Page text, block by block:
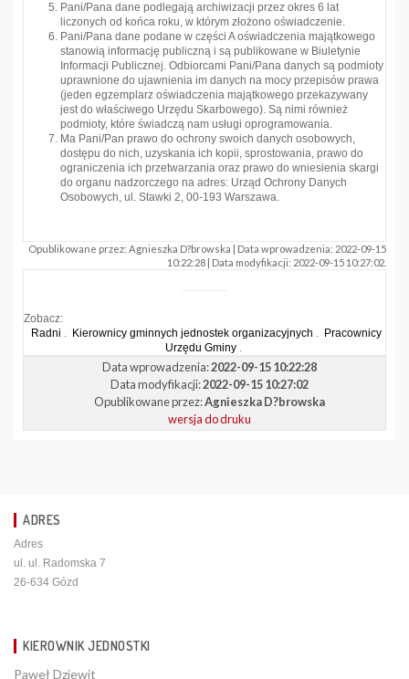
Pani/Pana dane podlegają archiwizacji przez okres 6 lat
liczonych od końca roku, w którym złożono oświadczenie.
Pani/Pana dane podane w części A oświadczenia majątkowego
stanowią informację publiczną i są publikowane w Biuletynie
Informacji Publicznej. Odbiorcami Pani/Pana danych są podmioty
uprawnione do ujawnienia im danych na mocy przepisów prawa
(jeden egzemplarz oświadczenia majątkowego przekazywany
jest do właściwego Urzędu Skarbowego). Są nimi również
podmioty, które świadczą nam usługi oprogramowania.
Ma Pani/Pan prawo do ochrony swoich danych osobowych,
dostępu do nich, uzyskania ich kopii, sprostowania, prawo do
ograniczenia ich przetwarzania oraz prawo do wniesienia skargi
do organu nadzorczego na adres: Urząd Ochrony Danych
Osobowych, ul. Stawki 2, 00-193 Warszawa.
Opublikowane przez: Agnieszka D?browska | Data wprowadzenia: 2022-09-15
10:22:28 | Data modyfikacji: 2022-09-15 10:27:02.
Zobacz:
Radni . Kierownicy gminnych jednostek organizacyjnych . Pracownicy
Urzędu Gminy.
Data wprowadzenia:2022-09-15 10:22:28
Data modyfikacji:2022-09-15 10:27:02
Opublikowane przez:Agnieszka D?browska
wersja do druku
ADRES
Adres
ul. ul. Radomska 7
26-634 Gózd
KIEROWNIK JEDNOSTKI
Paweł Dziewit